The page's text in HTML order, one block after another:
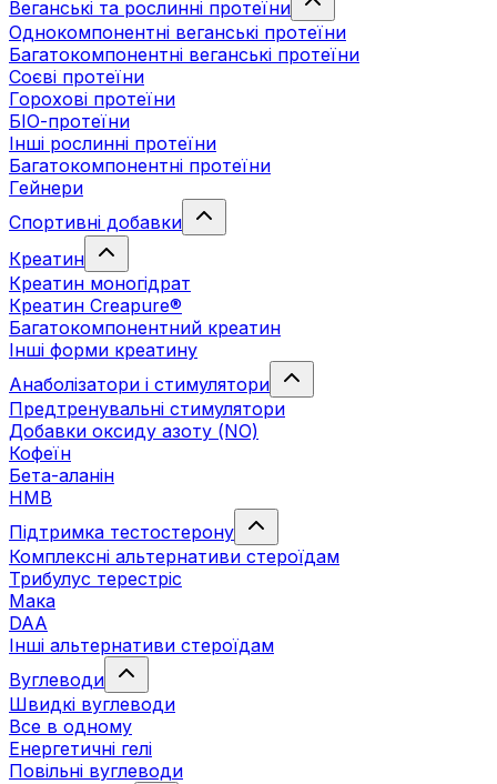
Веганські та рослинні протеїни
Однокомпонентні веганські протеїни
Багатокомпонентні веганські протеїни
Cоєві протеїни
Горохові протеїни
БІО-протеїни
Інші рослинні протеїни
Багатокомпонентні протеїни
Гейнери
Спортивні добавки
Креатин
Креатин моногідрат
Креатин Creapure®
Багатокомпонентний креатин
Інші форми креатину
Анаболізатори і стимулятори
Предтренувальні стимулятори
Добавки оксиду азоту (NO)
Кофеїн
Бета-аланін
HMB
Підтримка тестостерону
Комплексні альтернативи стероїдам
Трибулус терестріс
Мака
DAA
Інші альтернативи стероїдам
Вуглеводи
Швидкі вуглеводи
Все в одному
Енергетичні гелі
Повільні вуглеводи